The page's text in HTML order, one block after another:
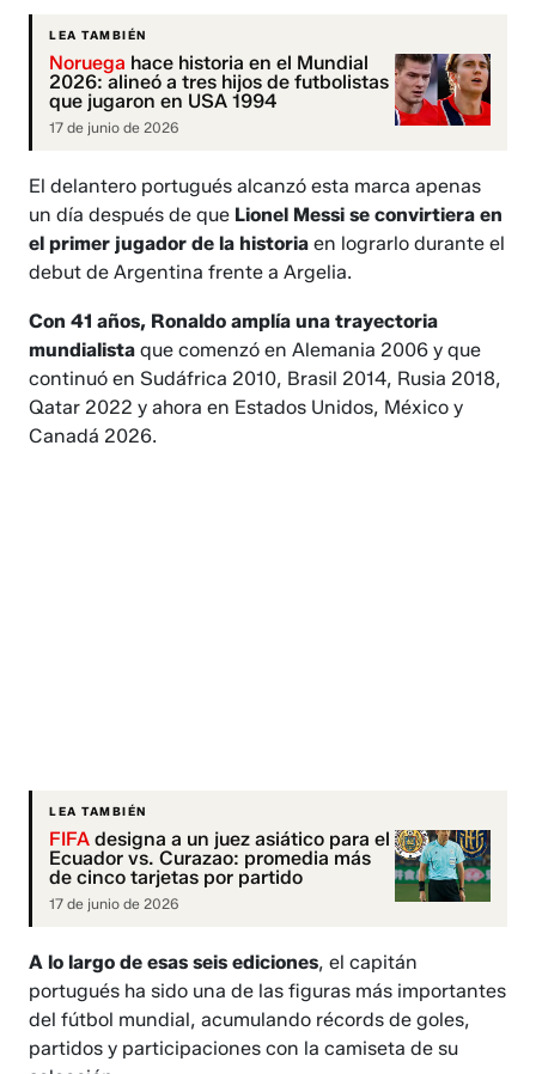
LEA TAMBIÉN
Noruega hace historia en el Mundial
2026: alineó a tres hijos de futbolistas
que jugaron en USA 1994
17 de junio de 2026
El delantero portugués alcanzó esta marca apenas
un día después de que Lionel Messi se convirtiera en
el primer jugador de la historia en lograrlo durante el
debut de Argentina frente a Argelia.
Con 41 años, Ronaldo amplía una trayectoria
mundialista que comenzó en Alemania 2006 y que
continuó en Sudáfrica 2010, Brasil 2014, Rusia 2018,
Qatar 2022 y ahora en Estados Unidos, México y
Canadá 2026.
LEA TAMBIÉN
FIFA designa a un juez asiático para el
Ecuador vs. Curazao: promedia más
de cinco tarjetas por partido
17 de junio de 2026
A lo largo de esas seis ediciones, el capitán
portugués ha sido una de las figuras más importantes
del fútbol mundial, acumulando récords de goles,
partidos y participaciones con la camiseta de su